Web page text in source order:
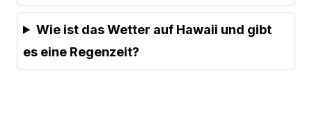
Wie ist das Wetter auf Hawaii und gibt
es eine Regenzeit?